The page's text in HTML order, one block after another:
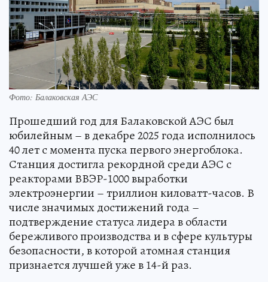
Фото: Балаковская АЭС
Прошедший год для Балаковской АЭС был
юбилейным – в декабре 2025 года исполнилось
40 лет с момента пуска первого энергоблока.
Станция достигла рекордной среди АЭС с
реакторами ВВЭР-1000 выработки
электроэнергии – триллион киловатт-часов. В
числе значимых достижений года –
подтверждение статуса лидера в области
бережливого производства и в сфере культуры
безопасности, в которой атомная станция
признается лучшей уже в 14-й раз.